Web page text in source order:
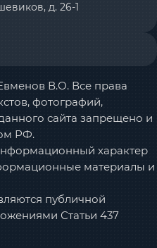
д. 26-1
В.О. Все права
фотографий,
сайта запрещено и
РФ.
характер
материалы и
публичной
Статьи 437